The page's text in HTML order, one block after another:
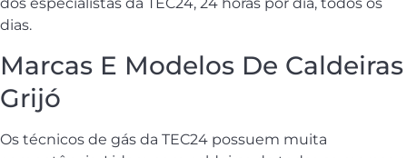
dias.
Marcas E Modelos De Caldeiras
Grijó
Os técnicos de gás da TEC24 possuem muita